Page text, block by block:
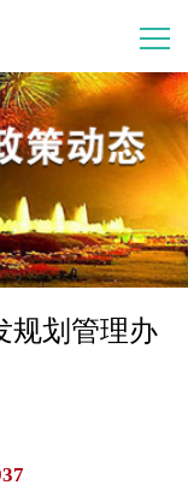
规划管理办